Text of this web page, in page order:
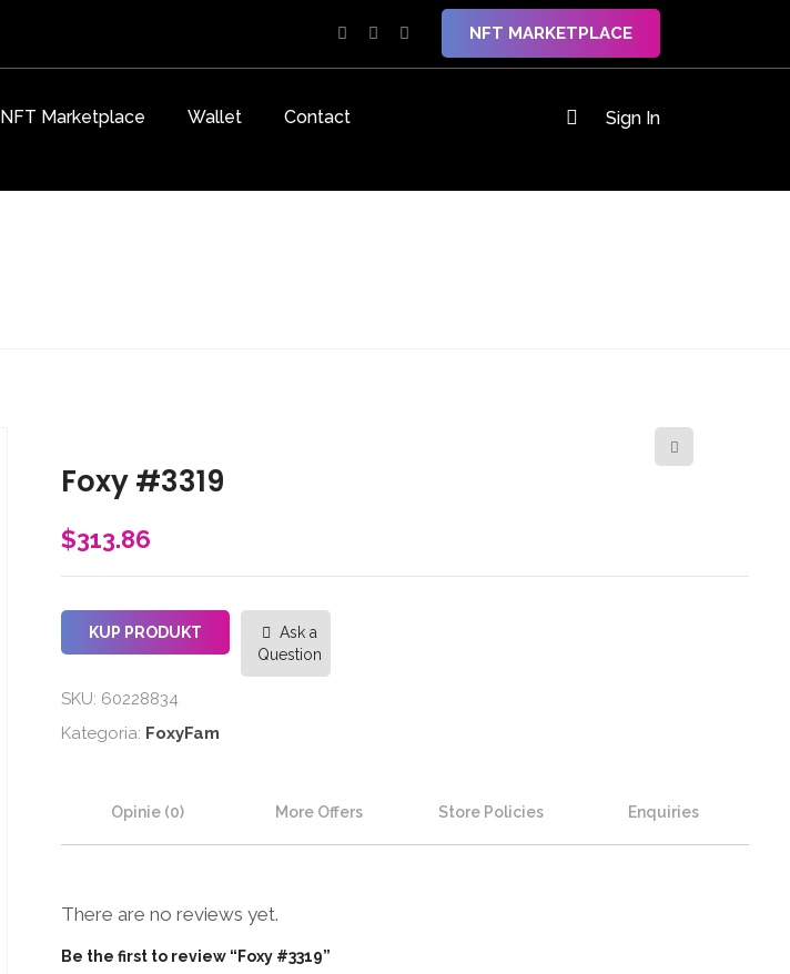
NFT MARKETPLACE
NFT Marketplace Wallet Contact Sign In
Foxy #3319
$313.86
KUP PRODUKT
Ask a
Question
SKU: 60228834
Kategoria: FoxyFam
Opinie (0) More Offers Store Policies Enquiries
There are no reviews yet.
Be the first to review “Foxy #3319”